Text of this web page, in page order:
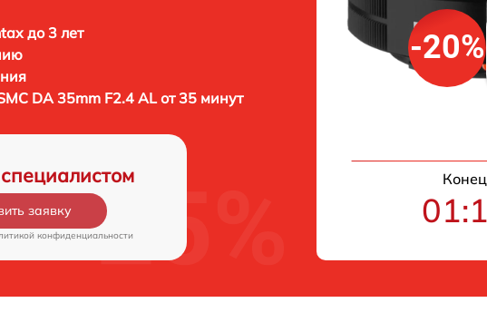
до 3 лет
DA 35mm F2.4 AL от 35 минут
заявку
конфиденциальности
-20%